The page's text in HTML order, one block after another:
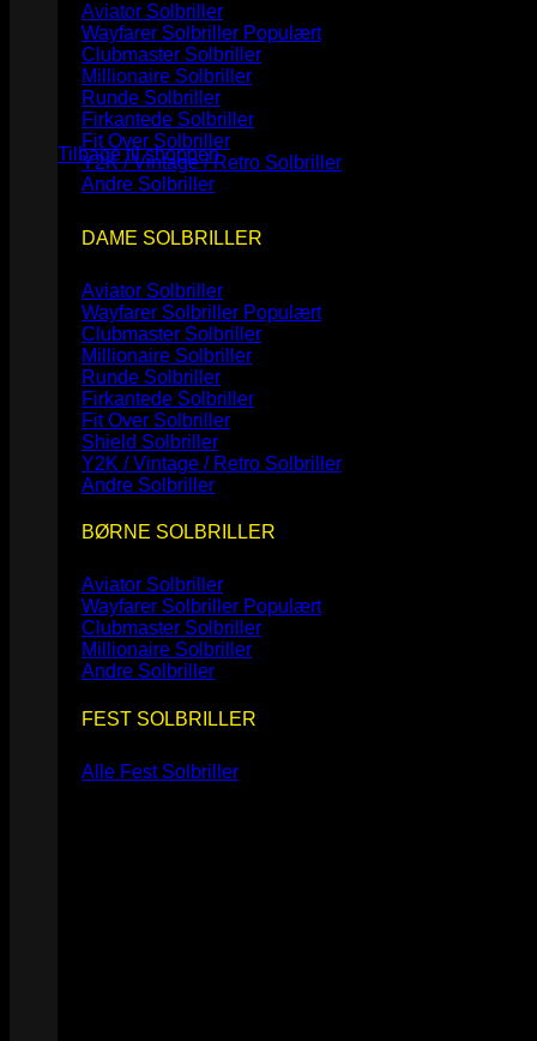
Ingen varer i kurven.
Tilbage til shoppen
Aviator Solbriller
Wayfarer Solbriller
Clubmaster Solbriller
Millionaire Solbriller
Runde Solbriller
Firkantede Solbriller
Fit Over Solbriller
Y2K / Vintage / Retro Solbriller
Andre Solbriller
DAME SOLBRILLER
Aviator Solbriller
Wayfarer Solbriller
Clubmaster Solbriller
Millionaire Solbriller
Runde Solbriller
Firkantede Solbriller
Fit Over Solbriller
Shield Solbriller
Y2K / Vintage / Retro Solbriller
Andre Solbriller
BØRNE SOLBRILLER
Aviator Solbriller
Wayfarer Solbriller
Clubmaster Solbriller
Millionaire Solbriller
Andre Solbriller
FEST SOLBRILLER
Alle Fest Solbriller